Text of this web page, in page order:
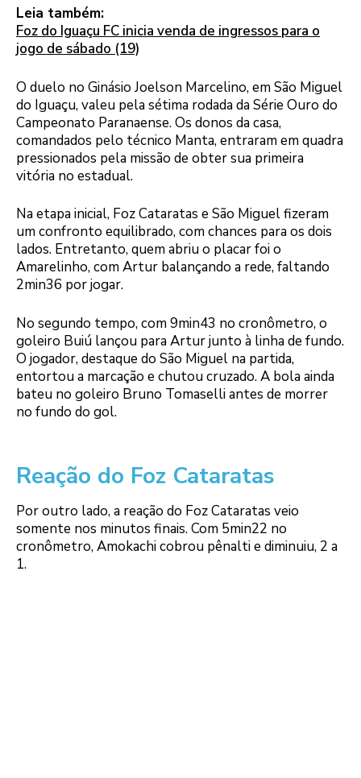
Leia também:
Foz do Iguaçu FC inicia venda de ingressos para o
jogo de sábado (19)
O duelo no Ginásio Joelson Marcelino, em São Miguel
do Iguaçu, valeu pela sétima rodada da Série Ouro do
Campeonato Paranaense. Os donos da casa,
comandados pelo técnico Manta, entraram em quadra
pressionados pela missão de obter sua primeira
vitória no estadual.
Na etapa inicial, Foz Cataratas e São Miguel fizeram
um confronto equilibrado, com chances para os dois
lados. Entretanto, quem abriu o placar foi o
Amarelinho, com Artur balançando a rede, faltando
2min36 por jogar.
No segundo tempo, com 9min43 no cronômetro, o
goleiro Buiú lançou para Artur junto à linha de fundo.
O jogador, destaque do São Miguel na partida,
entortou a marcação e chutou cruzado. A bola ainda
bateu no goleiro Bruno Tomaselli antes de morrer
no fundo do gol.
Reação do Foz Cataratas
Por outro lado, a reação do Foz Cataratas veio
somente nos minutos finais. Com 5min22 no
cronômetro, Amokachi cobrou pênalti e diminuiu, 2 a
1.